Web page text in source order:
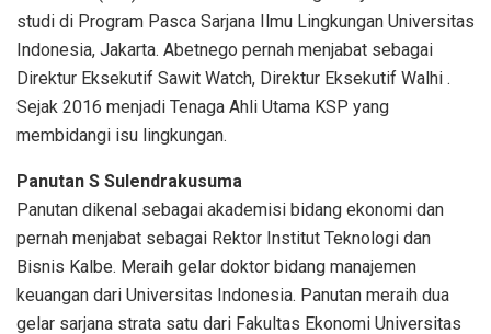
studi di Program Pasca Sarjana Ilmu Lingkungan Universitas
Indonesia, Jakarta. Abetnego pernah menjabat sebagai
Direktur Eksekutif Sawit Watch, Direktur Eksekutif Walhi .
Sejak 2016 menjadi Tenaga Ahli Utama KSP yang
membidangi isu lingkungan.
Panutan S Sulendrakusuma
Panutan dikenal sebagai akademisi bidang ekonomi dan
pernah menjabat sebagai Rektor Institut Teknologi dan
Bisnis Kalbe. Meraih gelar doktor bidang manajemen
keuangan dari Universitas Indonesia. Panutan meraih dua
gelar sarjana strata satu dari Fakultas Ekonomi Universitas